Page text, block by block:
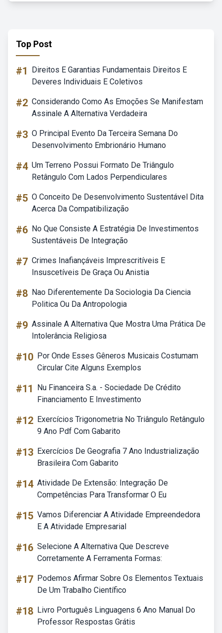
Top Post
#1
Direitos E Garantias Fundamentais Direitos E
Deveres Individuais E Coletivos
#2 Considerando Como As Emoções Se Manifestam
Assinale A Alternativa Verdadeira
#3 O Principal Evento Da Terceira Semana Do
Desenvolvimento Embrionário Humano
#4 Um Terreno Possui Formato De Triângulo
Retângulo Com Lados Perpendiculares
#5 O Conceito De Desenvolvimento Sustentável Dita
Acerca Da Compatibilização
#6 No Que Consiste A Estratégia De Investimentos
Sustentáveis De Integração
#7 Crimes Inafiançáveis Imprescritíveis E
Insuscetíveis De Graça Ou Anistia
#8 Nao Diferentemente Da Sociologia Da Ciencia
Politica Ou Da Antropologia
#9 Assinale A Alternativa Que Mostra Uma Prática De
Intolerância Religiosa
#10 Por Onde Esses Gêneros Musicais Costumam
Circular Cite Alguns Exemplos
#11
Nu Financeira S.a. - Sociedade De Crédito
Financiamento E Investimento
#12 Exercícios Trigonometria No Triângulo Retângulo
9 Ano Pdf Com Gabarito
#13 Exercícios De Geografia 7 Ano Industrialização
Brasileira Com Gabarito
#14 Atividade De Extensão: Integração De
Competências Para Transformar O Eu
#15 Vamos Diferenciar A Atividade Empreendedora
E A Atividade Empresarial
#16 Selecione A Alternativa Que Descreve
Corretamente A Ferramenta Formas:
#17 Podemos Afirmar Sobre Os Elementos Textuais
De Um Trabalho Científico
#18 Livro Português Linguagens 6 Ano Manual Do
Professor Respostas Grátis